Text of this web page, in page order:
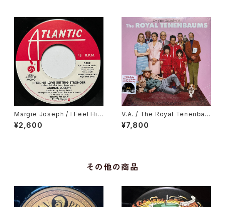
Margie Joseph / I Feel His
Love Getting Stronger
¥2,600
V.A. / The Royal Tenenbau
ms (Original Soundtrack)
¥7,800
その他の商品